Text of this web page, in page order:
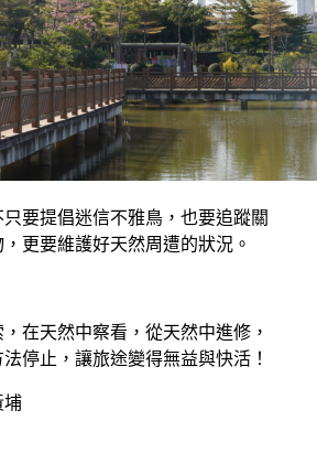
要提倡迷信不雅鳥，也要追蹤關
更要維護好天然周遭的狀況。
在天然中察看，從天然中進修，
停止，讓旅途變得無益與快活！
埔